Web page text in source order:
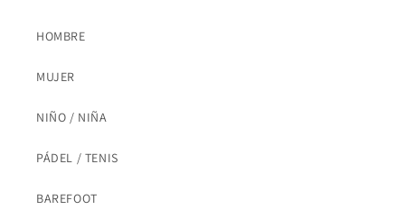
HOMBRE
MUJER
NIÑO / NIÑA
PÁDEL / TENIS
BAREFOOT